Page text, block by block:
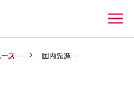
2022年） 国内先進ベンチャー企業と連携し...